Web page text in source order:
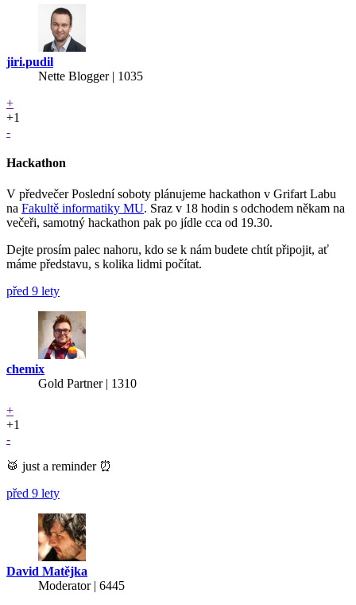
jiri.pudil
Nette Blogger | 1035
+
+1
-
Hackathon
V předvečer Poslední soboty plánujeme hackathon v Grifart Labu
na Fakultě informatiky MU. Sraz v 18 hodin s odchodem někam na
večeři, samotný hackathon pak po jídle cca od 19.30.
Dejte prosím palec nahoru, kdo se k nám budete chtít připojit, ať
máme představu, s kolika lidmi počítat.
před 9 lety
chemix
Gold Partner| 1310
+
+1
-
🥁 just a reminder ⏰
před 9 lety
David Matějka
Moderator | 6445